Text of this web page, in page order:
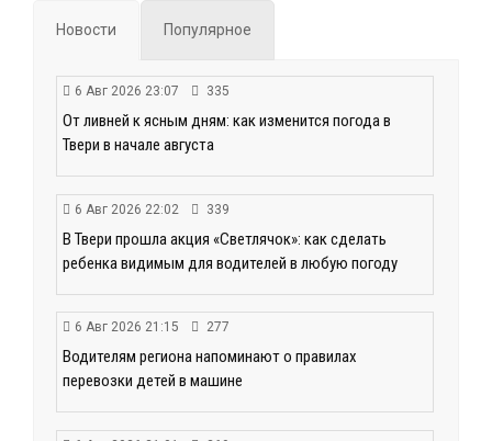
Новости Популярное
6 Авг 2026 23:07 335
От ливней к ясным дням: как изменится погода в
Твери в начале августа
6 Авг 2026 22:02 339
В Твери прошла акция «Светлячок»: как сделать
ребенка видимым для водителей в любую погоду
6 Авг 2026 21:15 277
Водителям региона напоминают о правилах
перевозки детей в машине